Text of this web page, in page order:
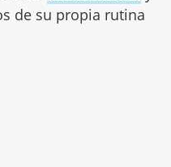
de su propia rutina